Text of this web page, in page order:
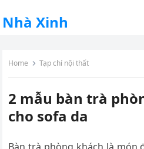
Nhà Xinh
Home Tạp chí nội thất
2 mẫu bàn trà
cho sofa da